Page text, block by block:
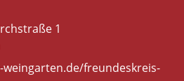
1
freundeskreis-